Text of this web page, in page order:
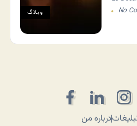
وبلاگ
No
درباره من